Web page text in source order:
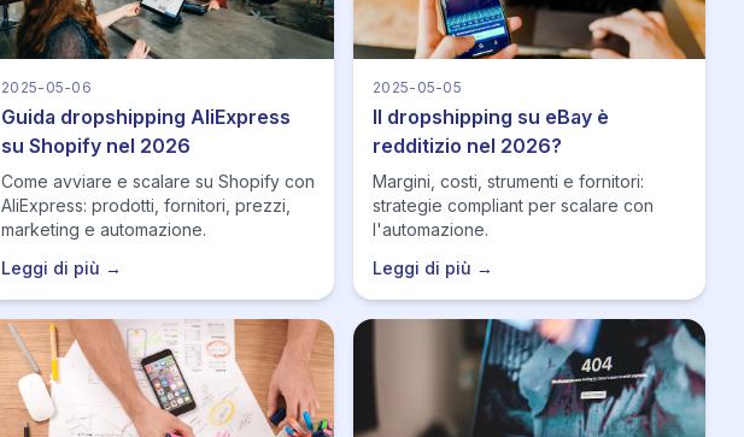
2025-05-06
Guida dropshipping AliExpress
su Shopify nel 2026
Come avviare e scalare su Shopify con
AliExpress: prodotti, fornitori, prezzi,
marketing e automazione.
Leggi di più →
2025-05-05
Il dropshipping su eBay è
redditizio nel 2026?
Margini, costi, strumenti e fornitori:
strategie compliant per scalare con
l'automazione.
Leggi di più →